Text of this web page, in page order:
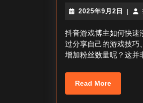
2025年9月2日
2025
9
月
2
日
抖音游戏博主如何快速
过分享自己的游戏技巧
增加粉丝数量呢？这并
Read MoreRead
More